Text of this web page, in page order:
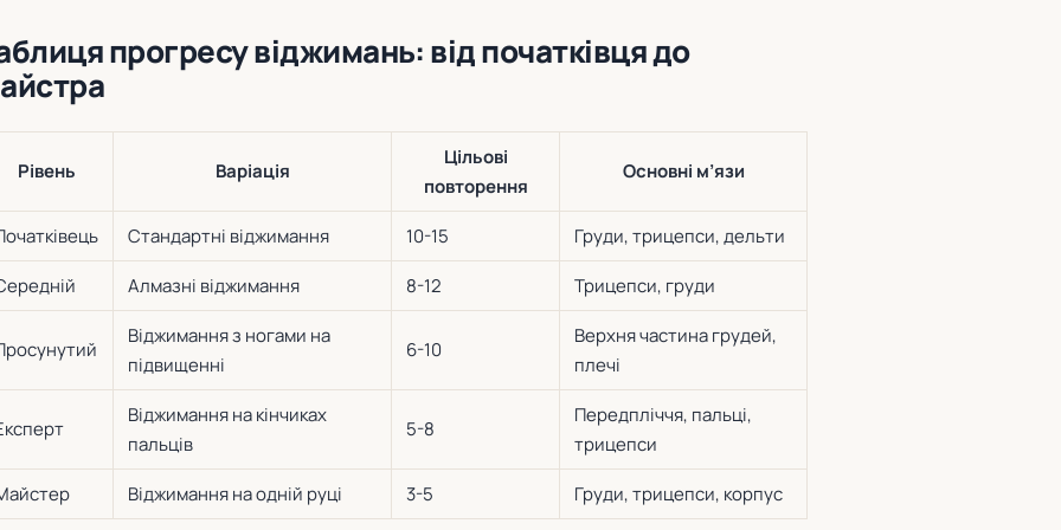
прогресу віджимань: від початківця до
Рівень Варіація
Цільові
повторення
Основні м’язи
Стандартні віджимання 10-15
Груди, трицепси, дельти
Алмазні віджимання 8-12 Трицепси, груди
Віджимання з ногами на
підвищенні
6-10
Верхня частина грудей,
плечі
Віджимання на кінчиках
пальців
5-8
Передпліччя, пальці,
трицепси
Віджимання на одній руці 3-5 Груди, трицепси, корпус